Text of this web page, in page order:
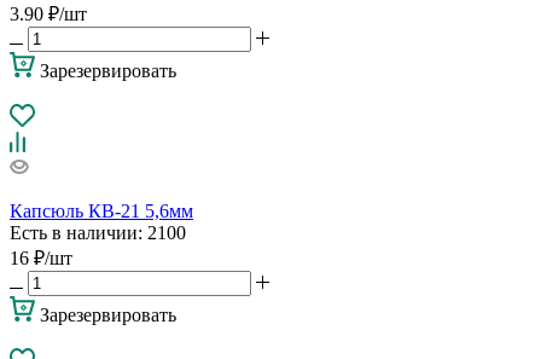
3.90 ₽/шт
Зарезервировать
Капсюль КВ-21 5,6мм
Есть в наличии: 2100
16 ₽/шт
Зарезервировать